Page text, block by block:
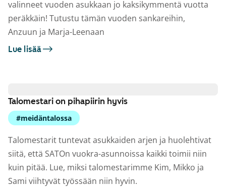
valinneet vuoden asukkaan jo kaksikymmentä vuotta
peräkkäin! Tutustu tämän vuoden sankareihin,
Anzuun ja Marja-Leenaan
Lue lisää
Talomestari on pihapiirin hyvis
#meidäntalossa
Talomestarit tuntevat asukkaiden arjen ja huolehtivat
siitä, että SATOn vuokra-asunnoissa kaikki toimii niin
kuin pitää. Lue, miksi talomestarimme Kim, Mikko ja
Sami viihtyvät työssään niin hyvin.